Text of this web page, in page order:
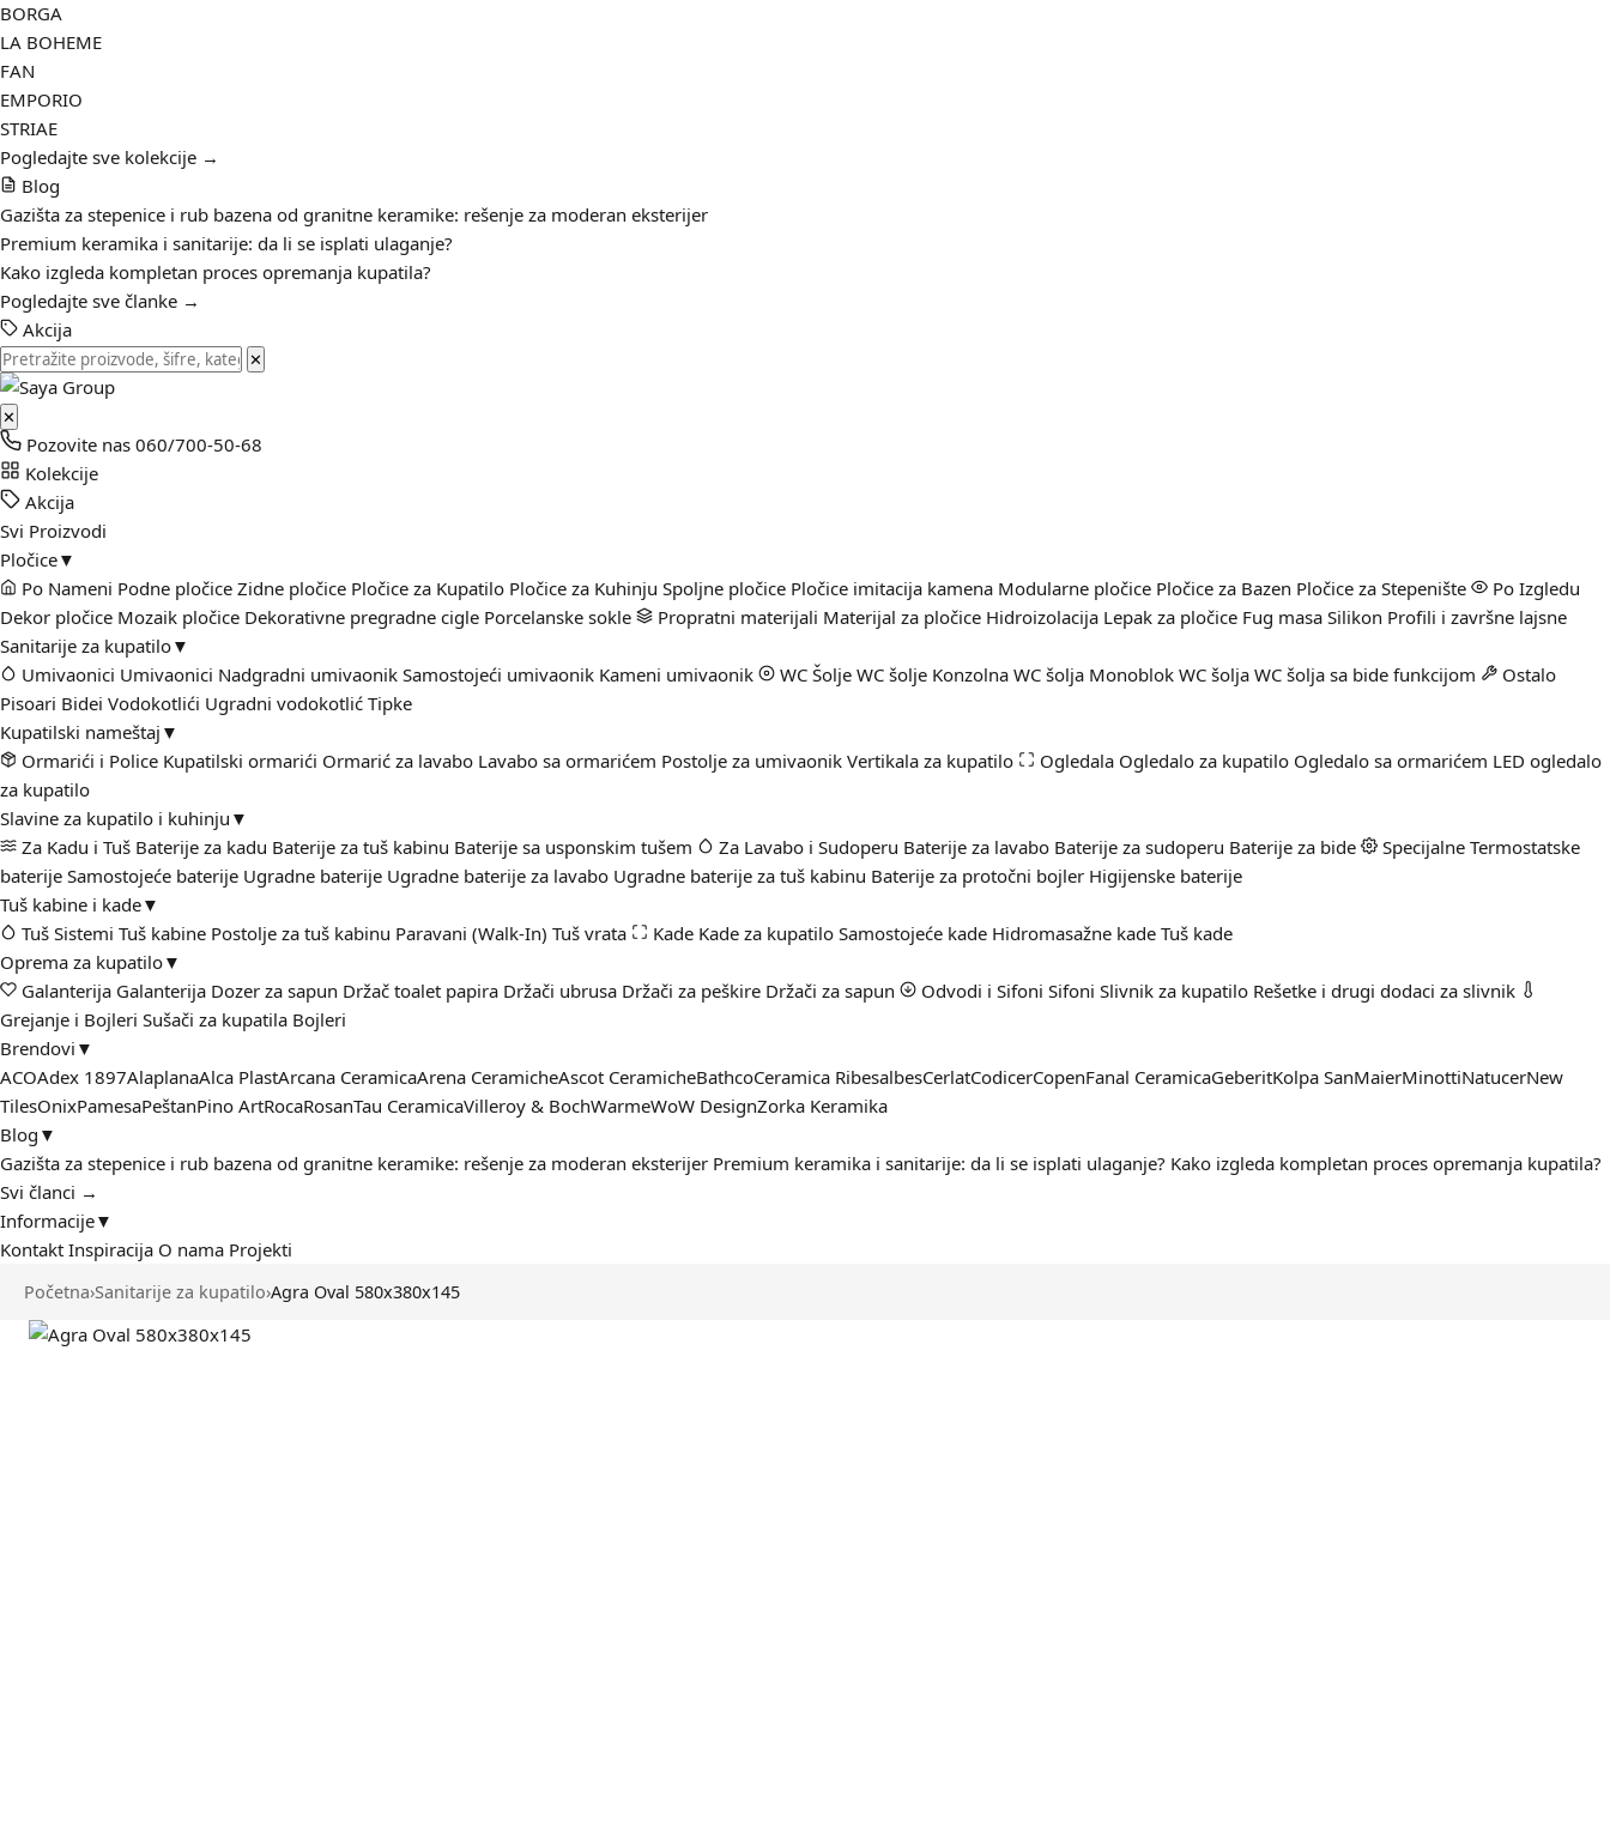
BORGA
LA BOHEME
FAN
EMPORIO
STRIAE
Pogledajte sve kolekcije →
Blog
Gazišta za stepenice i rub bazena od granitne keramike: rešenje za moderan eksterijer
Premium keramika i sanitarije: da li se isplati ulaganje?
Kako izgleda kompletan proces opremanja kupatila?
Pogledajte sve članke →
Akcija
✕
✕
Pozovite nas 060/700-50-68
Kolekcije
Akcija
Svi Proizvodi
Pločice▼
Po Nameni Podne pločice Zidne pločice Pločice za Kupatilo Pločice za Kuhinju Spoljne pločice Pločice imitacija kamena Modularne pločice Pločice za Bazen Pločice za Stepenište
Po Izgledu
Dekor pločice Mozaik pločice Dekorativne pregradne cigle Porcelanske sokle Propratni materijali Materijal za pločice Hidroizolacija Lepak za pločice Fug masa Silikon Profili i završne lajsne
Sanitarije za kupatilo▼
Umivaonici Umivaonici Nadgradni umivaonik Samostojeći umivaonik Kameni umivaonik WC Šolje WC šolje Konzolna WC šolja Monoblok WC šolja WC šolja sa bide funkcijom
Ostalo
Pisoari Bidei Vodokotlići Ugradni vodokotlić Tipke
Kupatilski nameštaj ▼
Ormarići i Police Kupatilski ormarići Ormarić za lavabo Lavabo sa ormarićem Postolje za umivaonik Vertikala za kupatilo Ogledala Ogledalo za kupatilo Ogledalo sa ormarićem LED ogledalo
za kupatilo
Slavine za kupatilo i kuhinju ▼
Za Kadu i Tuš Baterije za kadu Baterije za tuš kabinu Baterije sa usponskim tušem Za Lavabo i Sudoperu Baterije za lavabo Baterije za sudoperu Baterije za bide Specijalne Termostatske
baterije Samostojeće baterije Ugradne baterije Ugradne baterije za lavabo Ugradne baterije za tuš kabinu Baterije za protočni bojler Higijenske baterije
Tuš kabine i kade▼
Tuš Sistemi Tuš kabine Postolje za tuš kabinu Paravani (Walk-In) Tuš vrata Kade Kade za kupatilo Samostojeće kade Hidromasažne kade Tuš kade
Oprema za kupatilo▼
Galanterija Galanterija Dozer za sapun Držač toalet papira Držači ubrusa Držači za peškire Držači za sapun Odvodi i Sifoni Sifoni Slivnik za kupatilo Rešetke i drugi dodaci za slivnik
Grejanje i Bojleri Sušači za kupatila Bojleri
Brendovi ▼
ACOAdex 1897AlaplanaAlca PlastArcana CeramicaArena CeramicheAscot CeramicheBathcoCeramica RibesalbesCerlatCodicerCopenFanal CeramicaGeberitKolpa SanMaierMinottiNatucerNew
TilesOnixPamesaPeštanPino ArtRocaRosanTau CeramicaVilleroy & BochWarmeWoW DesignZorka Keramika
Blog ▼
Gazišta za stepenice i rub bazena od granitne keramike: rešenje za moderan eksterijer Premium keramika i sanitarije: da li se isplati ulaganje? Kako izgleda kompletan proces opremanja kupatila?
Svi članci →
Informacije▼
Kontakt Inspiracija O nama Projekti
Početna›Sanitarije za kupatilo›Agra Oval 580x380x145